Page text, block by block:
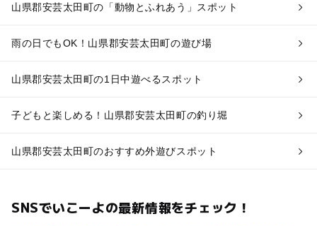
山県郡安芸太田町の「動物とふれあう」スポット
雨の日でもOK！山県郡安芸太田町の遊び場
山県郡安芸太田町の1日中遊べるスポット
子どもと楽しめる！山県郡安芸太田町の釣り堀
山県郡安芸太田町のおすすめ外遊びスポット
SNSでいこーよの最新情報をチェック！